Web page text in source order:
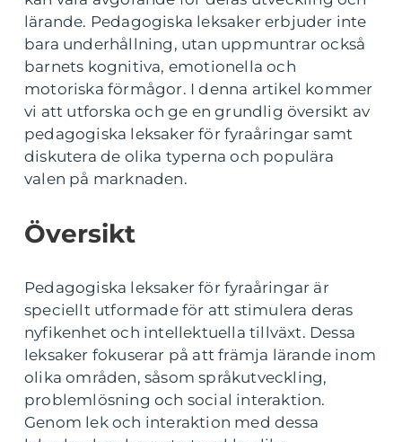
lärande. Pedagogiska leksaker erbjuder inte
bara underhållning, utan uppmuntrar också
barnets kognitiva, emotionella och
motoriska förmågor. I denna artikel kommer
vi att utforska och ge en grundlig översikt av
pedagogiska leksaker för fyraåringar samt
diskutera de olika typerna och populära
valen på marknaden.
Översikt
Pedagogiska leksaker för fyraåringar är
speciellt utformade för att stimulera deras
nyfikenhet och intellektuella tillväxt. Dessa
leksaker fokuserar på att främja lärande inom
olika områden, såsom språkutveckling,
problemlösning och social interaktion.
Genom lek och interaktion med dessa